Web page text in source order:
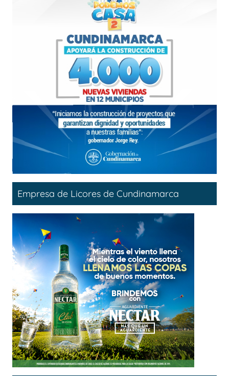
Empresa de Licores de Cundinamarca